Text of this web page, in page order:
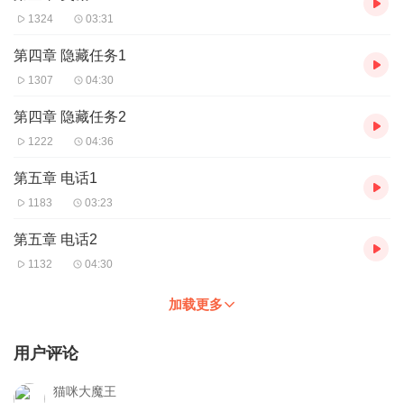
1324 03:31
第四章 隐藏任务1
1307 04:30
第四章 隐藏任务2
1222 04:36
第五章 电话1
1183 03:23
第五章 电话2
1132 04:30
加载更多
用户评论
猫咪大魔王